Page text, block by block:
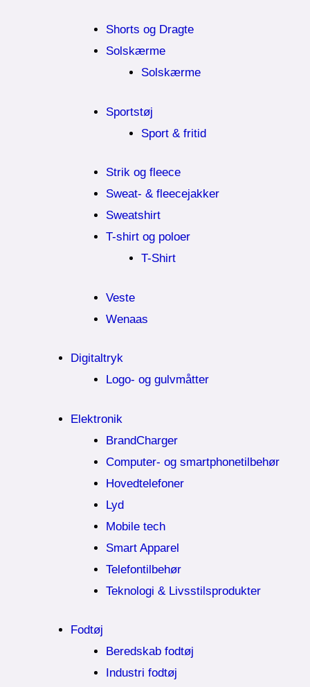
Shorts og Dragte
Solskærme
Solskærme
Sportstøj
Sport & fritid
Strik og fleece
Sweat- & fleecejakker
Sweatshirt
T-shirt og poloer
T-Shirt
Veste
Wenaas
Digitaltryk
Logo- og gulvmåtter
Elektronik
BrandCharger
Computer- og smartphonetilbehør
Hovedtelefoner
Lyd
Mobile tech
Smart Apparel
Telefontilbehør
Teknologi & Livsstilsprodukter
Fodtøj
Beredskab fodtøj
Industri fodtøj